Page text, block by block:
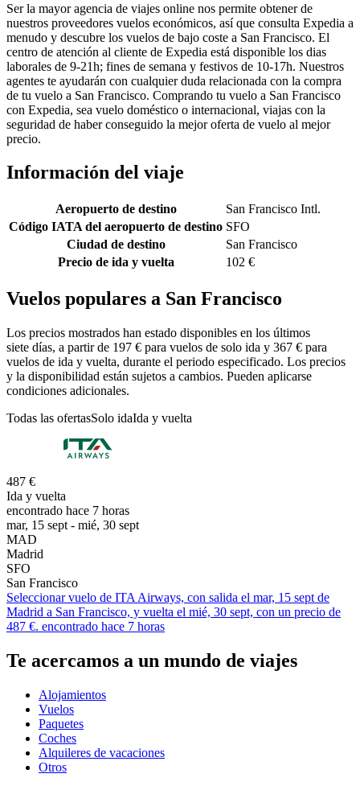
Ser la mayor agencia de viajes online nos permite obtener de
nuestros proveedores vuelos económicos, así que consulta Expedia a
menudo y descubre los vuelos de bajo coste a San Francisco. El
centro de atención al cliente de Expedia está disponible los dias
laborales de 9-21h; fines de semana y festivos de 10-17h. Nuestros
agentes te ayudarán con cualquier duda relacionada con la compra
de tu vuelo a San Francisco. Comprando tu vuelo a San Francisco
con Expedia, sea vuelo doméstico o internacional, viajas con la
seguridad de haber conseguido la mejor oferta de vuelo al mejor
precio.
Información del viaje
Aeropuerto de destino
San Francisco Intl.
Código IATA del aeropuerto de destino SFO
Ciudad de destino
San Francisco
Precio de ida y vuelta
102 €
Vuelos populares a San Francisco
Los precios mostrados han estado disponibles en los últimos
siete días, a partir de 197 € para vuelos de solo ida y 367 € para
vuelos de ida y vuelta, durante el periodo especificado. Los precios
y la disponibilidad están sujetos a cambios. Pueden aplicarse
condiciones adicionales.
Todas las ofertasSolo idaIda y vuelta
487 €
Ida y vuelta
encontrado hace 7 horas
mar, 15 sept - mié, 30 sept
MAD
Madrid
SFO
San Francisco
Seleccionar vuelo de ITA Airways, con salida el mar, 15 sept de
Madrid a San Francisco, y vuelta el mié, 30 sept, con un precio de
487 €. encontrado hace 7 horas
Te acercamos a un mundo de viajes
Alojamientos
Vuelos
Paquetes
Coches
Alquileres de vacaciones
Otros